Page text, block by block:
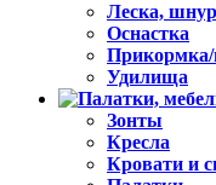
Леска,
Оснастка
Прикормка/
Удилища
Зонты
Кресла
Кровати и